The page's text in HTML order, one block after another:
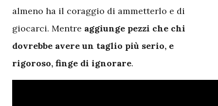
almeno ha il coraggio di ammetterlo e di
giocarci. Mentre aggiunge pezzi che chi
dovrebbe avere un taglio più serio, e
rigoroso, finge di ignorare.